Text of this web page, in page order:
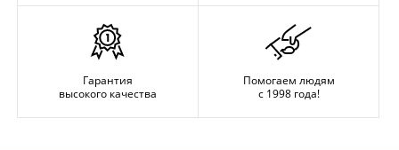
Гарантия
высокого качества
Помогаем людям
с 1998 года!